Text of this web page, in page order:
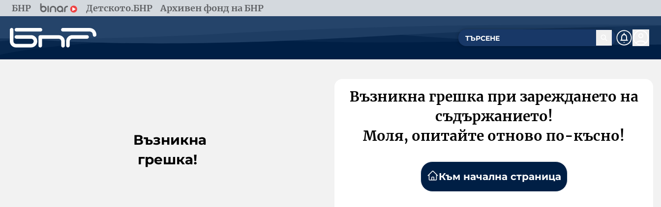
БНР Детското.БНР Архивен фонд на БНР
Възникна
грешка!
Възникна грешка при зареждането на
съдържанието!
Моля, опитайте отново по-късно!
Към начална страница